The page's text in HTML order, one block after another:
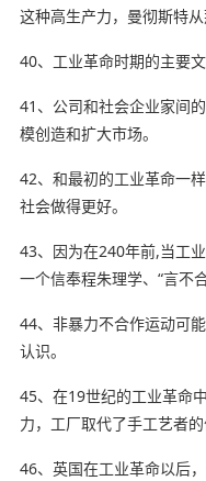
这种高生产力，曼彻斯特
40、工业革命时期的主要
41、公司和社会企业家间
模创造和扩大市场。
42、和最初的工业革命一
社会做得更好。
43、因为在240年前,当工
一个信奉程朱理学、“言不
44、非暴力不合作运动可
认识。
45、在19世纪的工业革命
力，工厂取代了手工艺者的
46、英国在工业革命以后